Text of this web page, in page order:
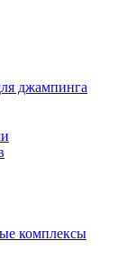
джампинга
комплексы